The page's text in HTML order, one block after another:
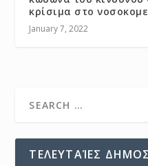
κρίσιμα στο
January 7, 2022
ΤΕΛΕΥΤΑΊΕΣ